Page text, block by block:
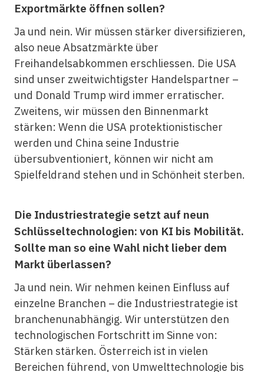
Exportmärkte öffnen sollen?
Ja und nein. Wir müssen stärker diversifizieren,
also neue Absatzmärkte über
Freihandelsabkommen erschliessen. Die USA
sind unser zweitwichtigster Handelspartner –
und Donald Trump wird immer erratischer.
Zweitens, wir müssen den Binnenmarkt
stärken: Wenn die USA protektionistischer
werden und China seine Industrie
übersubventioniert, können wir nicht am
Spielfeldrand stehen und in Schönheit sterben.
Die Industriestrategie setzt auf neun
Schlüsseltechnologien: von KI bis Mobilität.
Sollte man so eine Wahl nicht lieber dem
Markt überlassen?
Ja und nein. Wir nehmen keinen Einfluss auf
einzelne Branchen – die Industriestrategie ist
branchenunabhängig. Wir unterstützen den
technologischen Fortschritt im Sinne von:
Stärken stärken. Österreich ist in vielen
Bereichen führend, von Umwelttechnologie bis